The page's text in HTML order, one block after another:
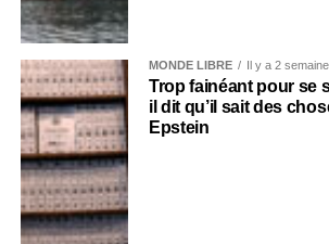
MONDE LIBRE Il y a 2
Trop fainéant pour se
il dit qu’il sait des
Epstein